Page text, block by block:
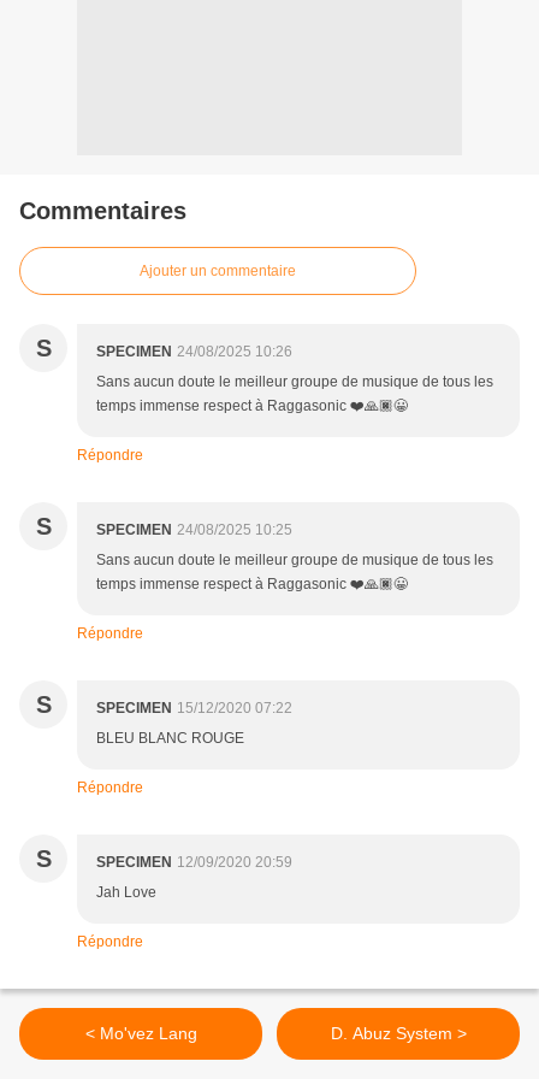
Commentaires
Ajouter un commentaire
S SPECIMEN 24/08/2025 10:26
Sans aucun doute le meilleur groupe de musique de tous les
temps immense respect à Raggasonic ❤️🙏🏿😀
Répondre
S SPECIMEN 24/08/2025 10:25
Sans aucun doute le meilleur groupe de musique de tous les
temps immense respect à Raggasonic ❤️🙏🏿😀
Répondre
S SPECIMEN 15/12/2020 07:22
BLEU BLANC ROUGE
Répondre
S SPECIMEN 12/09/2020 20:59
Jah Love
Répondre
< Mo'vez Lang D. Abuz System >